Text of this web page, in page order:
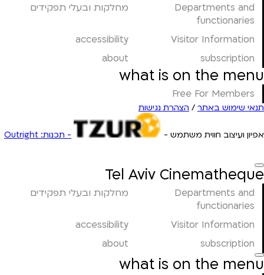
Departments and
functionaries
מחלקות ובעלי תפקידים
Visitor Information
accessibility
subscription
about
what is on the menu
Free For Members
תנאי שימוש באתר / הצהרת נגישות
אפיון ועיצוב חווית משתמש - - תכנות: Outright
Tel Aviv Cinematheque
Departments and
functionaries
מחלקות ובעלי תפקידים
Visitor Information
accessibility
subscription
about
what is on the menu